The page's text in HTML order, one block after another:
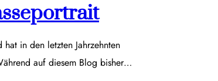
in den letzten Jahrzehnten
auf diesem Blog bisher…